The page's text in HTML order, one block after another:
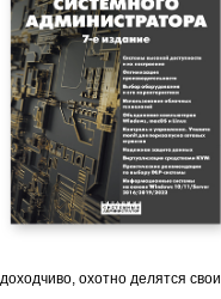
доходчиво, охотно делятся